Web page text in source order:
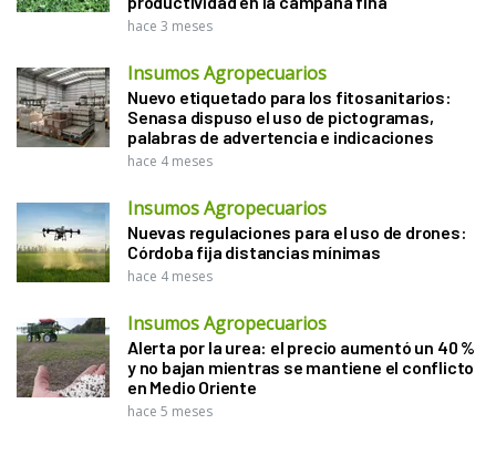
hace 3 meses
Insumos Agropecuarios
Nuevo etiquetado para los fitosanitarios:
Senasa dispuso el uso de pictogramas,
palabras de advertencia e indicaciones
hace 4 meses
Insumos Agropecuarios
Nuevas regulaciones para el uso de drones:
Córdoba fija distancias mínimas
hace 4 meses
Insumos Agropecuarios
Alerta por la urea: el precio aumentó un 40 %
y no bajan mientras se mantiene el conflicto
en Medio Oriente
hace 5 meses